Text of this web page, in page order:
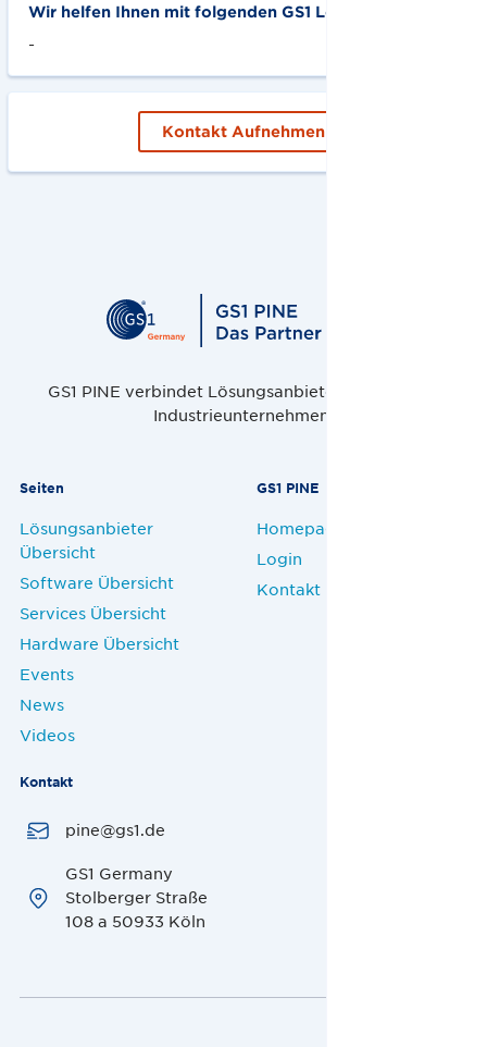
Wir helfen Ihnen mit folgenden GS1 Lösungen:
-
Kontakt Aufnehmen
GS1 PINE verbindet Lösungsanbieter, Handel und
Industrieunternehmen.
Seiten
Lösungsanbieter
Übersicht
Software Übersicht
Services Übersicht
Hardware Übersicht
Events
News
Videos
GS1 PINE
Homepage
Login
Kontakt
Kontakt
pine@gs1.de
GS1 Germany
Stolberger Straße
108 a 50933 Köln